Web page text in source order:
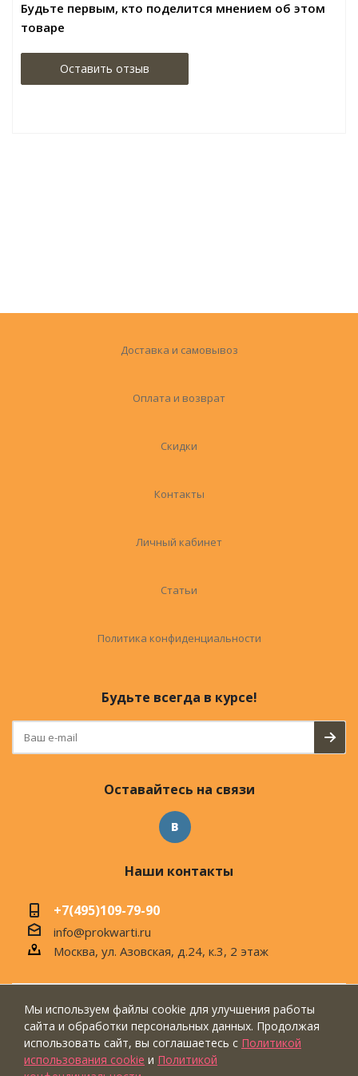
Будьте первым, кто поделится мнением об этом
товаре
Оставить отзыв
Доставка и самовывоз
Оплата и возврат
Скидки
Контакты
Личный кабинет
Статьи
Политика конфиденциальности
Будьте всегда в курсе!
Оставайтесь на связи
Наши контакты
+7(495)109-79-90
info@prokwarti.ru
Москва, ул. Азовская, д.24, к.3, 2 этаж
© 2026 Магазин современного интерьера
"ПроКвартиРу"
Мы используем файлы cookie для улучшения работы
сайта и обработки персональных данных. Продолжая
использовать сайт, вы соглашаетесь с Политикой
использования cookie и Политикой